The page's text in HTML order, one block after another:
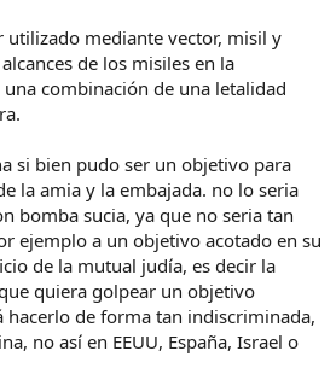
utilizado mediante vector, misil y
de los misiles en la
combinación de una letalidad
si bien pudo ser un objetivo para
la amia y la embajada. no lo seria
bomba sucia, ya que no seria tan
ejemplo a un objetivo acotado en su
de la mutual judía, es decir la
quiera golpear un objetivo
de forma tan indiscriminada,
no así en EEUU, España, Israel o